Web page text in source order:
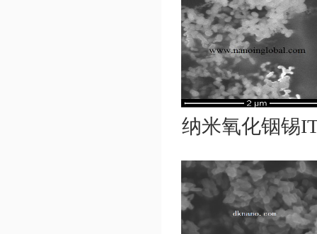
纳米氧化铟锡